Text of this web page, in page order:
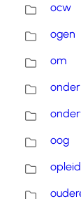
ocw
ogen
om
onder
oog